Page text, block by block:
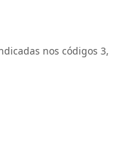
nos códigos 3,